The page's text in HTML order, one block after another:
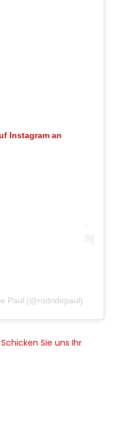
Instagram an
Paul (@rodridepaul)
Schicken Sie uns Ihr